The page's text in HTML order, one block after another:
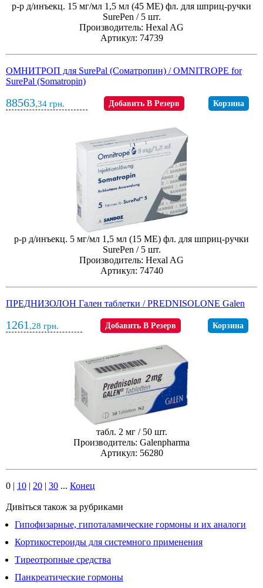
р-р д/инъекц. 15 мг/мл 1,5 мл (45 МЕ) фл. для шприц-ручки
SurePen / 5 шт.
Производитель: Hexal AG
Артикул: 74739
ОМНИТРОП для SurePal (Соматропин) / OMNITROPE for
SurePal (Somatropin)
88563,34 грн. Добавить В Резерв Корзина
р-р д/инъекц. 5 мг/мл 1,5 мл (15 МЕ) фл. для шприц-ручки
SurePen / 5 шт.
Производитель: Hexal AG
Артикул: 74740
ПРЕДНИЗОЛОН Гален таблетки / PREDNISOLONE Galen
1261 ,28 грн. Добавить В Резерв Корзина
табл. 2 мг / 50 шт.
Производитель: Galenpharma
Артикул: 56280
0 | 10 | 20 | 30 ... Конец
Дивіться також за рубриками
Гипофизарные, гипоталамические гормоны и их аналоги
Кортикостероиды для системного применения
Тиреотропные средства
Панкреатические гормоны